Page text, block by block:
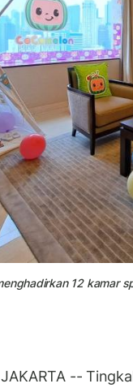
12 kamar
JAKARTA --